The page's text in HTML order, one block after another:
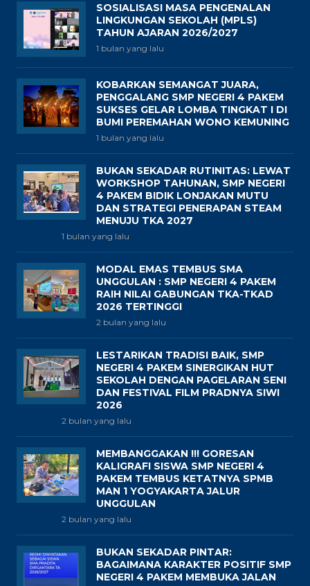
SOSIALISASI MASA PENGENALAN
LINGKUNGAN SEKOLAH (MPLS)
TAHUN AJARAN 2026/2027
1 bulan yang lalu
KOBARKAN SEMANGAT JUARA,
PENGGALANG SMP NEGERI 4 PAKEM
SUKSES GELAR LOMBA TINGKAT I DI
BUMI PEREMAHAN WONO KEMUNING
1 bulan yang lalu
BUKAN SEKADAR RUTINITAS: LEWAT
WORKSHOP TAHUNAN, SMP NEGERI
4 PAKEM BIDIK LONJAKAN MUTU
DAN STRATEGI PENERAPAN STEAM
MENUJU TKA 2027
1 bulan yang lalu
MODAL EMAS TEMBUS SMA
UNGGULAN : SMP NEGERI 4 PAKEM
RAIH NILAI GABUNGAN TKA-TKAD
2026 TERTINGGI
2 bulan yang lalu
LESTARIKAN TRADISI BAIK, SMP
NEGERI 4 PAKEM SINERGIKAN HUT
SEKOLAH DENGAN PAGELARAN SENI
DAN FESTIVAL FILM PRADNYA SIWI
2026
2 bulan yang lalu
MEMBANGGAKAN !!! GORESAN
KALIGRAFI SISWA SMP NEGERI 4
PAKEM TEMBUS KETATNYA SPMB
MAN 1 YOGYAKARTA JALUR
UNGGULAN
2 bulan yang lalu
BUKAN SEKADAR PINTAR:
BAGAIMANA KARAKTER POSITIF SMP
NEGERI 4 PAKEM MEMBUKA JALAN